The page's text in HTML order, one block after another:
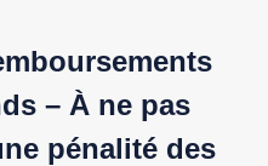
– À ne pas
pénalité des